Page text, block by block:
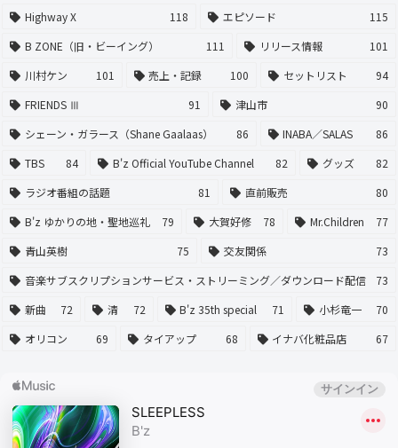
Highway X
118 エピソード
115
B ZONE（旧・ビーイング）
111 リリース情報
101
川村ケン
101 売上・記録 100 セットリスト
94
FRIENDS Ⅲ
91 津山市
90
シェーン・ガラース（Shane Gaalaas）
86 INABA／SALAS
86
TBS
84 B'z Official YouTube Channel 82 グッズ
82
ラジオ番組の話題
81 直前販売
80
B'z ゆかりの地・聖地巡礼
79 大賀好修 78 Mr.Children
77
青山英樹
75 交友関係
73
音楽サブスクリプションサービス・ストリーミング／ダウンロード配信
73
新曲
72 清 72 B'z 35th special 71 小杉竜一
70
オリコン
69 タイアップ 68 イナバ化粧品店 67